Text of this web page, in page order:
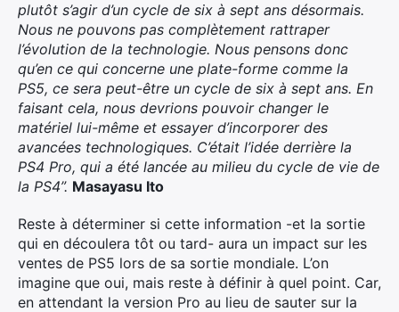
plutôt s’agir d’un cycle de six à sept ans désormais.
Nous ne pouvons pas complètement rattraper
l’évolution de la technologie. Nous pensons donc
qu’en ce qui concerne une plate-forme comme la
PS5, ce sera peut-être un cycle de six à sept ans. En
faisant cela, nous devrions pouvoir changer le
matériel lui-même et essayer d’incorporer des
avancées technologiques. C’était l’idée derrière la
PS4 Pro, qui a été lancée au milieu du cycle de vie de
la PS4”. Masayasu Ito
Reste à déterminer si cette information -et la sortie
qui en découlera tôt ou tard- aura un impact sur les
ventes de PS5 lors de sa sortie mondiale. L’on
imagine que oui, mais reste à définir à quel point. Car,
en attendant la version Pro au lieu de sauter sur la